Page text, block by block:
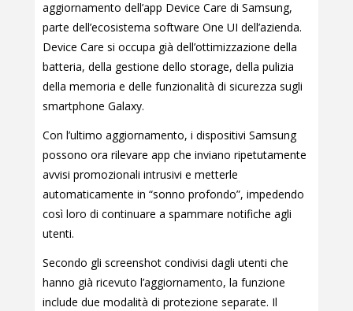
aggiornamento dell’app Device Care di Samsung,
parte dell’ecosistema software One UI dell’azienda.
Device Care si occupa già dell’ottimizzazione della
batteria, della gestione dello storage, della pulizia
della memoria e delle funzionalità di sicurezza sugli
smartphone Galaxy.
Con l’ultimo aggiornamento, i dispositivi Samsung
possono ora rilevare app che inviano ripetutamente
avvisi promozionali intrusivi e metterle
automaticamente in “sonno profondo”, impedendo
così loro di continuare a spammare notifiche agli
utenti.
Secondo gli screenshot condivisi dagli utenti che
hanno già ricevuto l’aggiornamento, la funzione
include due modalità di protezione separate. Il